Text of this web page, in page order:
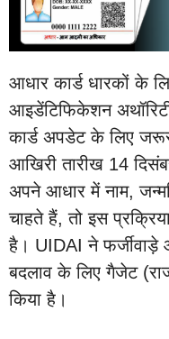
आधार कार्ड धारकों के
आइडेंटिफिकेशन
कार्ड अपडेट के लिए
आखिरी तारीख 14
अपने आधार में नाम,
चाहते हैं, तो इस
है। UIDAI ने
बदलाव के लिए गैजेट
किया है।